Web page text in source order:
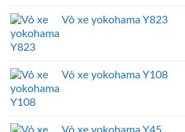
Vỏ xe yokohama Y823
Vỏ xe yokohama Y108